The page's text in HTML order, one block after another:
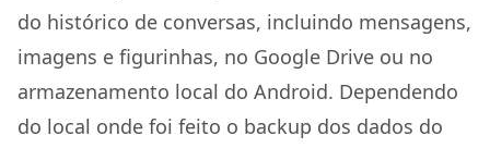
do histórico de conversas, incluindo mensagens,
imagens e figurinhas, no Google Drive ou no
armazenamento local do Android. Dependendo
do local onde foi feito o backup dos dados do